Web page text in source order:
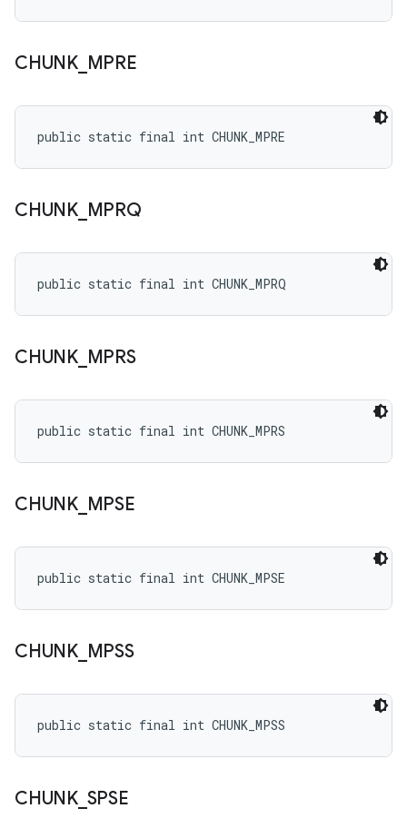
CHUNK_ MPRE
public static final int CHUNK_MPRE
CHUNK_ MPRQ
public static final int CHUNK_MPRQ
CHUNK_ MPRS
public static final int CHUNK_MPRS
CHUNK_ MPSE
public static final int CHUNK_MPSE
CHUNK_ MPSS
public static final int CHUNK_MPSS
CHUNK_ SPSE